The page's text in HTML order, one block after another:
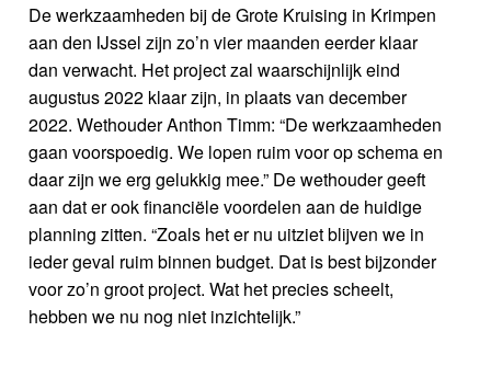
De werkzaamheden bij de Grote Kruising in Krimpen
aan den IJssel zijn zo’n vier maanden eerder klaar
dan verwacht. Het project zal waarschijnlijk eind
augustus 2022 klaar zijn, in plaats van december
2022. Wethouder Anthon Timm: “De werkzaamheden
gaan voorspoedig. We lopen ruim voor op schema en
daar zijn we erg gelukkig mee.” De wethouder geeft
aan dat er ook financiële voordelen aan de huidige
planning zitten. “Zoals het er nu uitziet blijven we in
ieder geval ruim binnen budget. Dat is best bijzonder
voor zo’n groot project. Wat het precies scheelt,
hebben we nu nog niet inzichtelijk.”